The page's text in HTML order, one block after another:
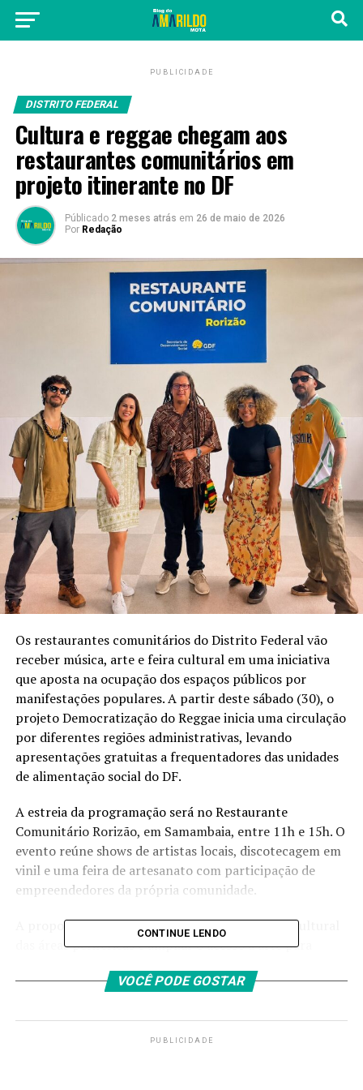
PUBLICIDADE
DISTRITO FEDERAL
Cultura e reggae chegam aos
restaurantes comunitários em
projeto itinerante no DF
Públicado 2 meses atrás em 26 de maio de 2026
Por Redação
Os restaurantes comunitários do Distrito Federal vão
receber música, arte e feira cultural em uma iniciativa
que aposta na ocupação dos espaços públicos por
manifestações populares. A partir deste sábado (30), o
projeto Democratização do Reggae inicia uma circulação
por diferentes regiões administrativas, levando
apresentações gratuitas a frequentadores das unidades
de alimentação social do DF.
A estreia da programação será no Restaurante
Comunitário Rorizão, em Samambaia, entre 11h e 15h. O
evento reúne shows de artistas locais, discotecagem em
vinil e uma feira de artesanato com participação de
empreendedores da própria comunidade.
A proposta do projeto é aproximar a produção cultural
das áreas periféricas e ampliar o acesso à arte para
cultural tradicional da capital. A iniciativa conta com
Federal (FAC-DF).
CONTINUE LENDO
VOCÊ PODE GOSTAR
PUBLICIDADE